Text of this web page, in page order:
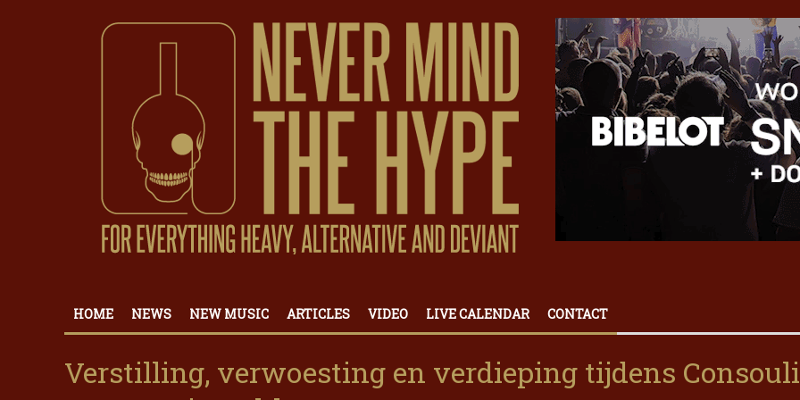
HOME NEWS NEW MUSIC ARTICLES VIDEO LIVE CALENDAR CONTACT
Verstilling, verwoesting en verdieping tijdens